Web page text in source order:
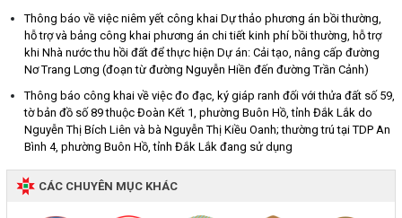
Thông báo về việc niêm yết công khai Dự thảo phương án bồi thường,
hỗ trợ và bảng công khai phương án chi tiết kinh phí bồi thường, hỗ trợ
khi Nhà nước thu hồi đất để thực hiện Dự án: Cải tạo, nâng cấp đường
Nơ Trang Lơng (đoạn từ đường Nguyễn Hiền đến đường Trần Cảnh)
Thông báo công khai về việc đo đạc, ký giáp ranh đối với thửa đất số 59,
tờ bản đồ số 89 thuộc Đoàn Kết 1, phường Buôn Hồ, tỉnh Đắk Lắk do
Nguyễn Thị Bích Liên và bà Nguyễn Thị Kiều Oanh; thường trú tại TDP An
Bình 4, phường Buôn Hồ, tỉnh Đắk Lắk đang sử dụng
CÁC CHUYÊN MỤC KHÁC